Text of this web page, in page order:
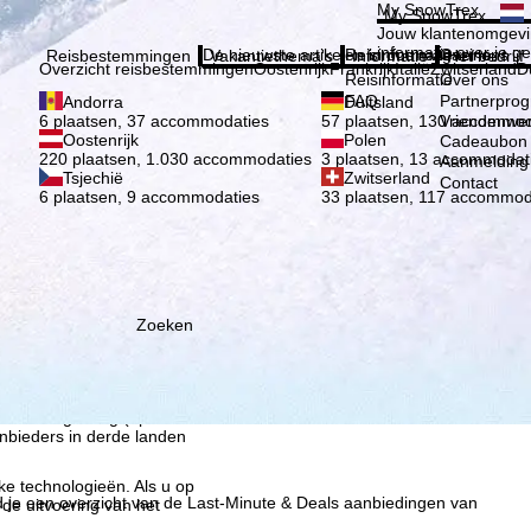
wij, TravelTrex GmbH,
behulp van
in derde landen
technologieën. Als u op
uitvoering van het
My SnowTrex
My SnowTrex
Jouw
informatie over je
Reisbestemmingen
Overzicht reisbestemmingenOostenrijkFrankrijkItaliëZwitserland
Andorra
6 plaatsen, 37 accommodaties
Duitsland
57 plaatsen, 130
Oostenrijk
220 plaatsen, 1.030 accommodaties
Polen
3 plaatsen, 13
Tsjechië
6 plaatsen, 9 accommodaties
Zwitserland
33 plaatsen, 117
Vakantiethema's
De nieuwste artikelen in ons magazine
Informatie
Reisinformatie
Reisinformatie
FAQ
Het bedrijf
Over ons
Over ons
Cadeaubon
Contact
Zoeken
een overzicht van de Last-Minute & Deals aanbiedingen van